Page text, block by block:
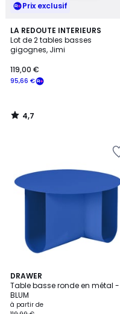
Prix exclusif
LA REDOUTE INTERIEURS
Lot de 2 tables basses
gigognes, Jimi
95,66 €
119,00 €
4,7
/ 5
4,7
/
DRAWER
Table basse ronde en métal -
BLUM
à partir de
3
Couleurs